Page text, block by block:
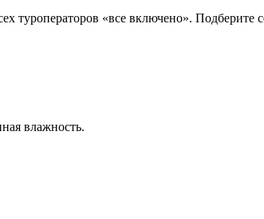
«все включено». Подберите
влажность.